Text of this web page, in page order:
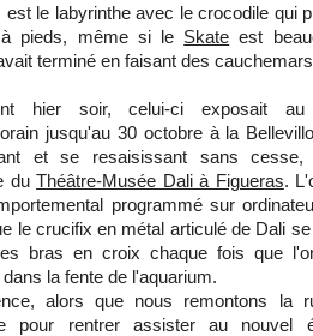
est le labyrinthe avec le crocodile qui
pieds, même si le Skate est
terminé en faisant des
hier soir, celui-ci exposait
jusqu'au 30 octobre à la
et se resaisissant sans
duThéâtre-Musée Dali à Figueras.
programmé sur
le crucifix en métal articulé de Dali
bras en croix chaque fois que
la fente de l'aquarium.
alors que nous remontons la
pour rentrer assister au nouvel